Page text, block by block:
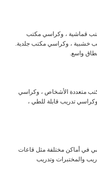
قماشية ، وكراسي مكتب
خشبية ، وكراسي مكتب جلدية.
واسع.
متعددة الأشخاص ، وكراسي
تدريب قابلة للطي ،
في أماكن مختلفة مثل قاعات
والمختبرات وتدريب